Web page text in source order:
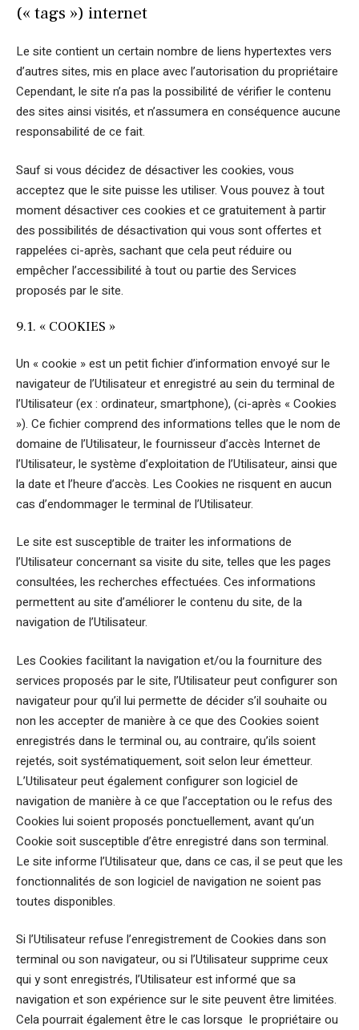
(« tags ») internet
Le site contient un certain nombre de liens hypertextes vers
d’autres sites, mis en place avec l’autorisation du propriétaire
Cependant, le site n’a pas la possibilité de vérifier le contenu
des sites ainsi visités, et n’assumera en conséquence aucune
responsabilité de ce fait.
Sauf si vous décidez de désactiver les cookies, vous
acceptez que le site puisse les utiliser. Vous pouvez à tout
moment désactiver ces cookies et ce gratuitement à partir
des possibilités de désactivation qui vous sont offertes et
rappelées ci-après, sachant que cela peut réduire ou
empêcher l’accessibilité à tout ou partie des Services
proposés par le site.
9.1. « COOKIES »
Un « cookie » est un petit fichier d’information envoyé sur le
navigateur de l’Utilisateur et enregistré au sein du terminal de
l’Utilisateur (ex : ordinateur, smartphone), (ci-après « Cookies
»). Ce fichier comprend des informations telles que le nom de
domaine de l’Utilisateur, le fournisseur d’accès Internet de
l’Utilisateur, le système d’exploitation de l’Utilisateur, ainsi que
la date et l’heure d’accès. Les Cookies ne risquent en aucun
cas d’endommager le terminal de l’Utilisateur.
Le site est susceptible de traiter les informations de
l’Utilisateur concernant sa visite du site, telles que les pages
consultées, les recherches effectuées. Ces informations
permettent au site d’améliorer le contenu du site, de la
navigation de l’Utilisateur.
Les Cookies facilitant la navigation et/ou la fourniture des
services proposés par le site, l’Utilisateur peut configurer son
navigateur pour qu’il lui permette de décider s’il souhaite ou
non les accepter de manière à ce que des Cookies soient
enregistrés dans le terminal ou, au contraire, qu’ils soient
rejetés, soit systématiquement, soit selon leur émetteur.
L’Utilisateur peut également configurer son logiciel de
navigation de manière à ce que l’acceptation ou le refus des
Cookies lui soient proposés ponctuellement, avant qu’un
Cookie soit susceptible d’être enregistré dans son terminal.
Le site informe l’Utilisateur que, dans ce cas, il se peut que les
fonctionnalités de son logiciel de navigation ne soient pas
toutes disponibles.
Si l’Utilisateur refuse l’enregistrement de Cookies dans son
terminal ou son navigateur, ou si l’Utilisateur supprime ceux
qui y sont enregistrés, l’Utilisateur est informé que sa
navigation et son expérience sur le site peuvent être limitées.
Cela pourrait également être le cas lorsque le propriétaire ou